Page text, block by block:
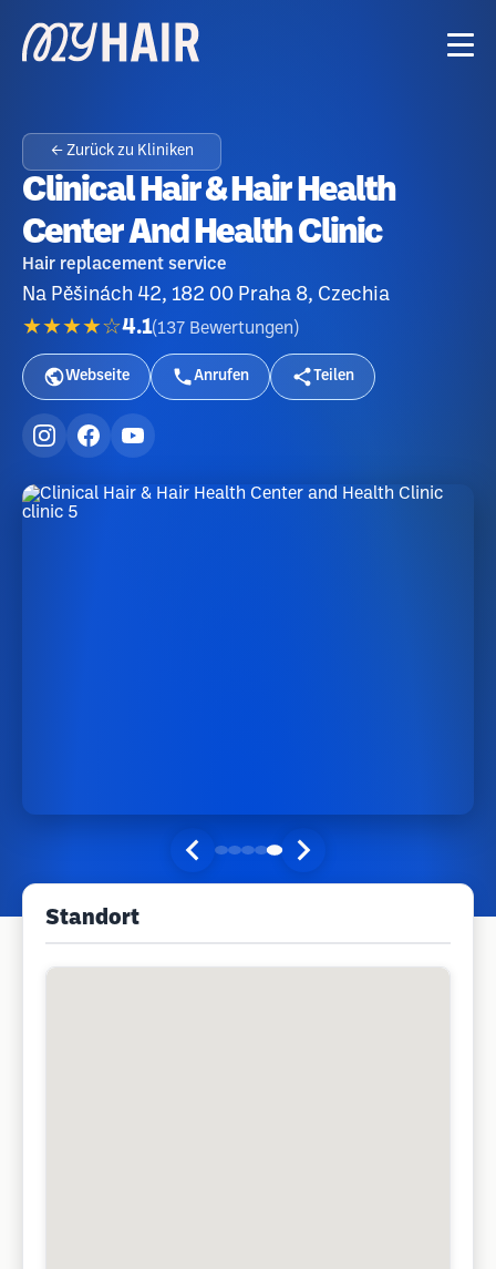
← Zurück zu Kliniken
Clinical Hair & Hair Health
Center And Health Clinic
Hair replacement service
Na Pěšinách 42, 182 00 Praha 8, Czechia
★★★★☆4.1(137 Bewertungen )
Webseite Anrufen Teilen
Standort